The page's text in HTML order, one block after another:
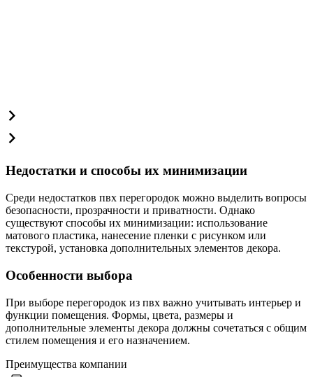
Недостатки и способы их минимизации
Среди недостатков пвх перегородок можно выделить вопросы
безопасности, прозрачности и приватности. Однако
существуют способы их минимизации: использование
матового пластика, нанесение пленки с рисунком или
текстурой, установка дополнительных элементов декора.
Особенности выбора
При выборе перегородок из пвх важно учитывать интерьер и
функции помещения. Формы, цвета, размеры и
дополнительные элементы декора должны сочетаться с общим
стилем помещения и его назначением.
Преимущества компании